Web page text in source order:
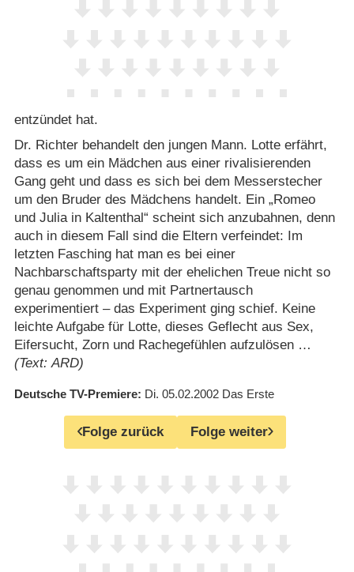
entzündet hat.
Dr. Richter behandelt den jungen Mann. Lotte erfährt,
dass es um ein Mädchen aus einer rivalisierenden
Gang geht und dass es sich bei dem Messerstecher
um den Bruder des Mädchens handelt. Ein „Romeo
und Julia in Kaltenthal“ scheint sich anzubahnen, denn
auch in diesem Fall sind die Eltern verfeindet: Im
letzten Fasching hat man es bei einer
Nachbarschaftsparty mit der ehelichen Treue nicht so
genau genommen und mit Partnertausch
experimentiert – das Experiment ging schief. Keine
leichte Aufgabe für Lotte, dieses Geflecht aus Sex,
Eifersucht, Zorn und Rachegefühlen aufzulösen …
(Text: ARD)
Deutsche TV-Premiere Di. 05.02.2002 Das Erste
Folge zurück Folge weiter